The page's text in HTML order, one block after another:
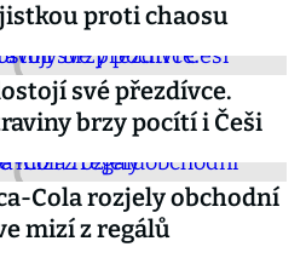
proti chaosu
své přezdívce.
brzy pocítí i Češi
Cola rozjely obchodní
mizí z regálů